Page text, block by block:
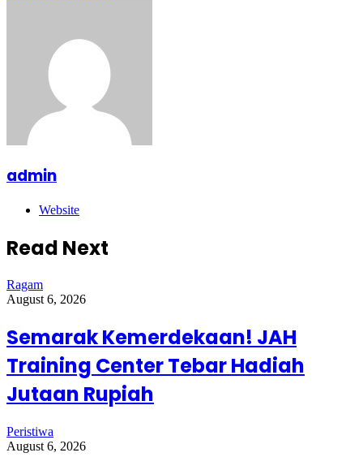
admin
Website
Read Next
Ragam
August 6, 2026
Semarak Kemerdekaan! JAH
Training Center Tebar Hadiah
Jutaan Rupiah
Peristiwa
August 6, 2026